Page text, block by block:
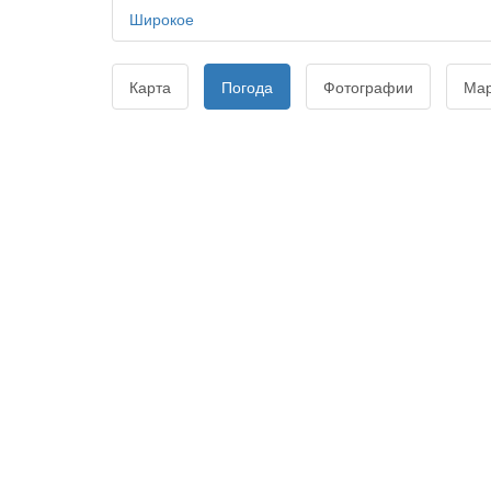
Широкое
Карта Погода Фотографии